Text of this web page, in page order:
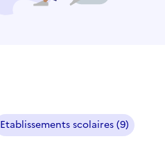
Etablissements scolaires (9)